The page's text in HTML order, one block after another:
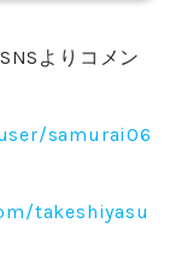
よりコメン
samurai06
takeshiyasu